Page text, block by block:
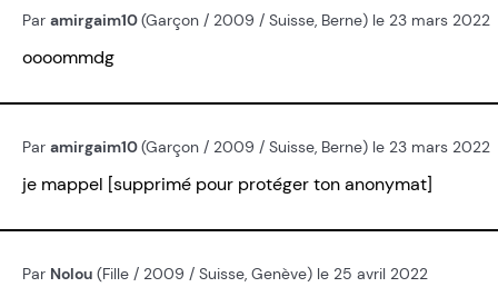
Par amirgaim10(Garçon / 2009 / Suisse, Berne) le 23 mars 2022
oooommdg
Par amirgaim10(Garçon / 2009 / Suisse, Berne) le 23 mars 2022
je mappel [supprimé pour protéger ton anonymat]
Par Nolou (Fille / 2009 / Suisse, Genève) le 25 avril 2022